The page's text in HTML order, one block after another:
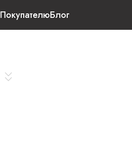
ПокупателюБлог